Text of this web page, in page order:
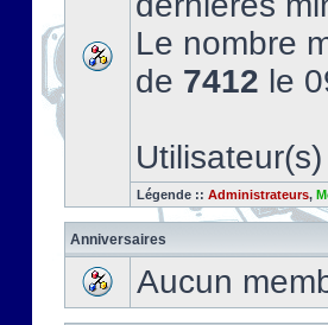
Le nombre
de 7412 le
Légende :: Administrateurs,
Anniversaires
Aucun